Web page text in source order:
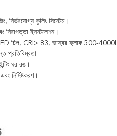
নির্ভরযোগ্য কুলিং সিস্টেম।
ইনস্টলেশন।
চিপ, CRI> 83, ভাস্বর ফ্লাক 500-
প্রতিবিম্বতা
ঘর রঙ।
নির্দিষ্টকরণ।